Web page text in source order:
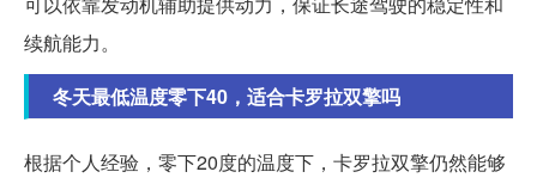
续航能力。
冬天最低温度零下40，适合卡罗拉双擎吗
根据个人经验，零下20度的温度下，卡罗拉双擎仍然能够